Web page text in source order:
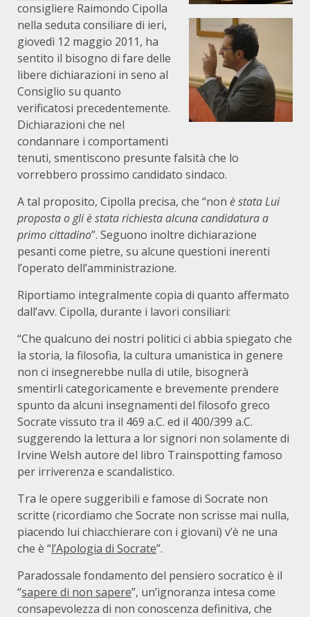
consigliere Raimondo Cipolla
nella seduta consiliare di ieri,
giovedì 12 maggio 2011, ha
sentito il bisogno di fare delle
libere dichiarazioni in seno al
Consiglio su quanto
verificatosi precedentemente.
Dichiarazioni che nel
condannare i comportamenti
tenuti, smentiscono presunte falsità che lo
vorrebbero prossimo candidato sindaco.
A tal proposito, Cipolla precisa, che “non è stata Lui
proposta o gli è stata richiesta alcuna candidatura a
primo cittadino”. Seguono inoltre dichiarazione
pesanti come pietre, su alcune questioni inerenti
l’operato dell’amministrazione.
Riportiamo integralmente copia di quanto affermato
dall’avv. Cipolla, durante i lavori consiliari:
“Che qualcuno dei nostri politici ci abbia spiegato che
la storia, la filosofia, la cultura umanistica in genere
non ci insegnerebbe nulla di utile, bisognerà
smentirli categoricamente e brevemente prendere
spunto da alcuni insegnamenti del filosofo greco
Socrate vissuto tra il 469 a.C. ed il 400/399 a.C.
suggerendo la lettura a lor signori non solamente di
Irvine Welsh autore del libro Trainspotting famoso
per irriverenza e scandalistico.
Tra le opere suggeribili e famose di Socrate non
scritte (ricordiamo che Socrate non scrisse mai nulla,
piacendo lui chiacchierare con i giovani) v’è ne una
che è “l’Apologia di Socrate”.
Paradossale fondamento del pensiero socratico è il
“sapere di non sapere”, un’ignoranza intesa come
consapevolezza di non conoscenza definitiva, che